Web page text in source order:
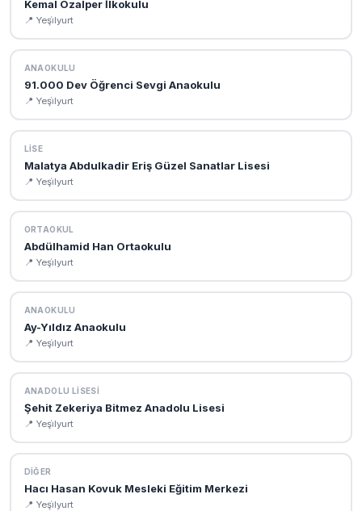
Kemal Özalper İlkokulu
📍 Yeşi̇lyurt
ANAOKULU
91.000 Dev Öğrenci Sevgi Anaokulu
📍 Yeşi̇lyurt
LISE
Malatya Abdulkadir Eriş Güzel Sanatlar Lisesi
📍 Yeşi̇lyurt
ORTAOKUL
Abdülhamid Han Ortaokulu
📍 Yeşi̇lyurt
ANAOKULU
Ay-Yıldız Anaokulu
📍 Yeşi̇lyurt
ANADOLU LISESI
Şehit Zekeriya Bitmez Anadolu Lisesi
📍 Yeşi̇lyurt
DIĞER
Hacı Hasan Kovuk Mesleki Eğitim Merkezi
📍 Yeşi̇lyurt